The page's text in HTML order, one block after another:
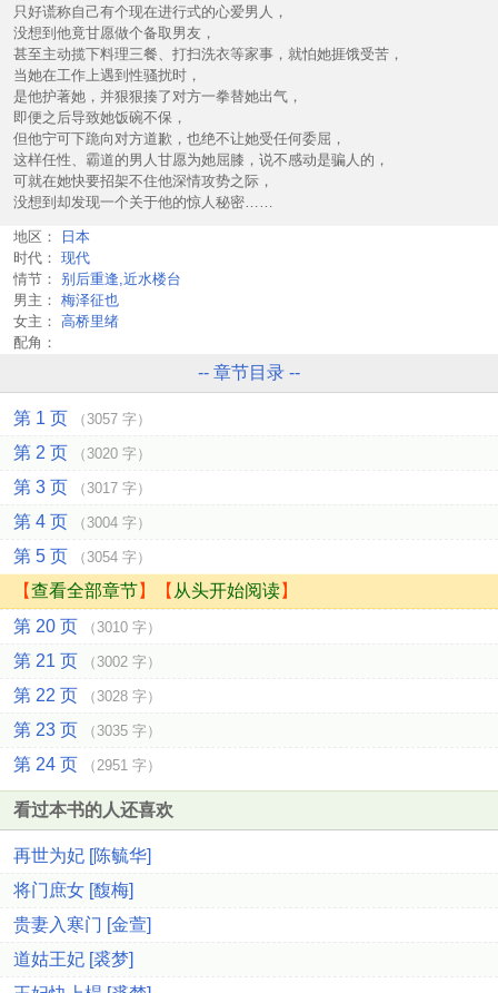
只好谎称自己有个现在进行式的心爱男人，
没想到他竟甘愿做个备取男友，
甚至主动揽下料理三餐、打扫洗衣等家事，就怕她捱饿受苦，
当她在工作上遇到性骚扰时，
是他护著她，并狠狠揍了对方一拳替她出气，
即便之后导致她饭碗不保，
但他宁可下跪向对方道歉，也绝不让她受任何委屈，
这样任性、霸道的男人甘愿为她屈膝，说不感动是骗人的，
可就在她快要招架不住他深情攻势之际，
没想到却发现一个关于他的惊人秘密……
地区：
日本
时代： 现代
情节： 别后重逢,近水楼台
男主： 梅泽征也
女主： 高桥里绪
配角：
-- 章节目录 --
第 1 页 （3057 字）
第 2 页 （3020 字）
第 3 页 （3017 字）
第 4 页 （3004 字）
第 5 页 （3054 字）
【查看全部章节】【 从头开始阅读】
第 20 页
（3010 字）
第 21 页 （3002 字）
第 22 页 （3028 字）
第 23 页 （3035 字）
第 24 页 （2951 字）
看过本书的人还喜欢
再世为妃 [陈毓华]
将门庶女 [馥梅]
贵妻入寒门 [金萱]
道姑王妃 [裘梦]